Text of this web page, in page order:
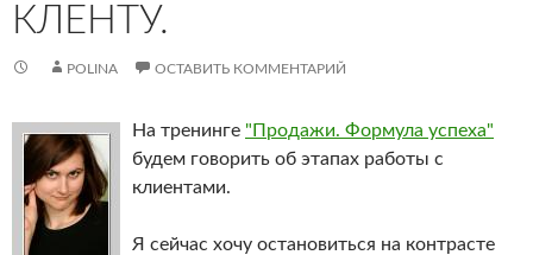
КЛЕНТУ.
POLINA ОСТАВИТЬ КОММЕНТАРИЙ
На тренинге "Продажи. Формула успеха"
будем говорить об этапах работы с
клиентами.
Я сейчас хочу остановиться на контрасте